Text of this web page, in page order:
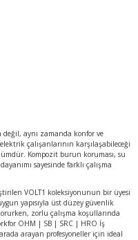
değil, aynı zamanda konfor ve
çalışanlarının karşılaşabileceği
Kompozit burun koruması, su
sayesinde farklı çalışma
VOLT1 koleksiyonunun bir üyesi
yapısıyla üst düzey güvenlik
zorlu çalışma koşullarında
OHM | SB | SRC | HRO İş
arayan profesyoneller için ideal